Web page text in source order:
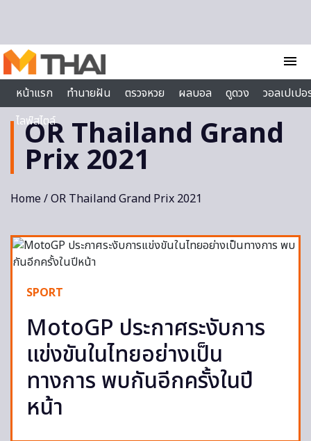
menu
หน้าแรก
ทำนายฝัน ตรวจหวย ผลบอล ดูดวง
วอลเปเป
ไลฟ์สไตล์
OR Thailand Grand
Prix 2021
Home/ OR Thailand Grand Prix 2021
SPORT
MotoGP ประกาศระงับการ
แข่งขันในไทยอย่างเป็น
ทางการ พบกันอีกครั้งในปี
หน้า